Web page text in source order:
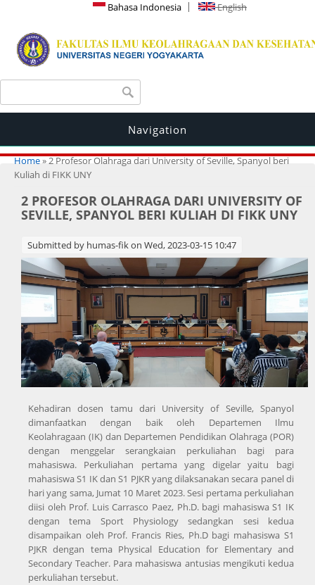
Bahasa Indonesia English
Search form
Navigation
You are here
Home» 2 Profesor Olahraga dari University of Seville, Spanyol beri
Kuliah di FIKK UNY
2 PROFESOR OLAHRAGA DARI UNIVERSITY OF
SEVILLE, SPANYOL BERI KULIAH DI FIKK UNY
Submitted by humas-fikon Wed, 2023-03-15 10:47
Kehadiran dosen tamu dari University of Seville, Spanyol
dimanfaatkan dengan baik oleh Departemen Ilmu
Keolahragaan (IK) dan Departemen Pendidikan Olahraga (POR)
dengan menggelar serangkaian perkuliahan bagi para
mahasiswa. Perkuliahan pertama yang digelar yaitu bagi
mahasiswa S1 IK dan S1 PJKR yang dilaksanakan secara panel di
hari yang sama, Jumat 10 Maret 2023. Sesi pertama perkuliahan
diisi oleh Prof. Luis Carrasco Paez, Ph.D. bagi mahasiswa S1 IK
dengan tema Sport Physiology sedangkan sesi kedua
disampaikan oleh Prof. Francis Ries, Ph.D bagi mahasiswa S1
PJKR dengan tema Physical Education for Elementary and
Secondary Teacher. Para mahasiswa antusias mengikuti kedua
perkuliahan tersebut.